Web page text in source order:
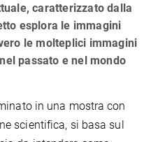
caratterizzato dalla
esplora le immagini
le molteplici immagini
passato e nel mondo
in una mostra con
scientifica, si basa sul